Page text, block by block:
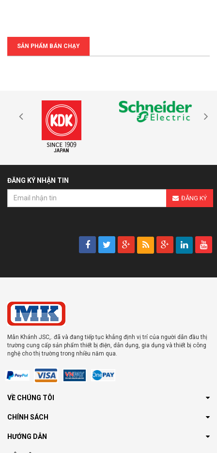
SẢN PHẨM BÁN CHẠY
ĐĂNG KÝ NHẬN TIN
ĐĂNG KÝ
Mẫn Khánh JSC,. đã và đang tiếp tục khẳng định vị trí của người dẫn đầu thị
trường cung cấp sản phẩm thiết bị điện, dân dụng, gia dụng và thiết bị công
nghệ cho thị trường trong nhiều năm qua.
VỀ CHÚNG TÔI
CHÍNH SÁCH
HƯỚNG DẪN